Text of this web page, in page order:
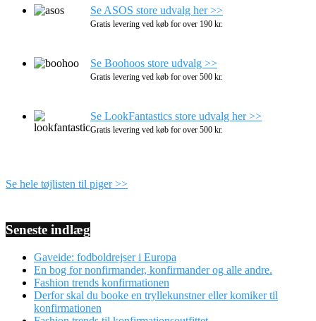
Se ASOS store udvalg her >>
Gratis levering ved køb for over 190 kr.
Se Boohoos store udvalg >>
Gratis levering ved køb for over 500 kr.
Se LookFantastics store udvalg her >>
Gratis levering ved køb for over 500 kr.
Se hele tøjlisten til piger >>
Seneste indlæg
Gaveide: fodboldrejser i Europa
En bog for nonfirmander, konfirmander og alle andre.
Fashion trends konfirmationen
Derfor skal du booke en tryllekunstner eller komiker til
konfirmationen